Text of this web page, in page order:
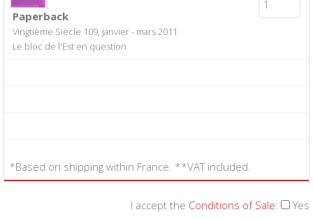
Paperback
Vingtième Siècle 109, janvier - mars 2011
Le bloc de l'Est en question
*Based on shipping within France. **VAT included.
I accept the Conditions of Sale: Yes